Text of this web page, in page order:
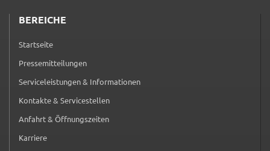
BEREICHE
Startseite
Pressemitteilungen
Serviceleistungen & Informationen
Kontakte & Servicestellen
Anfahrt & Öffnungszeiten
Karriere